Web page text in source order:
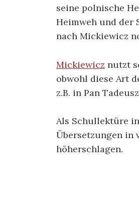
seine polnische
Heimweh und der
nach Mickiewicz
Mickiewicz nutzt
obwohl diese Art
z.B. in Pan
Als Schullektüre
Übersetzungen in
höherschlagen.